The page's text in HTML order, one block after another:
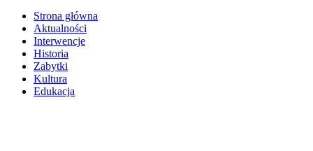
Strona główna
Aktualności
Interwencje
Historia
Zabytki
Kultura
Edukacja